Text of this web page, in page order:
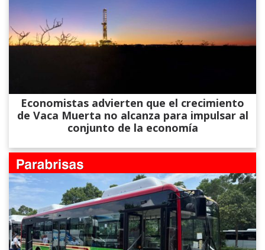
Economistas advierten que el crecimiento
de Vaca Muerta no alcanza para impulsar al
conjunto de la economía